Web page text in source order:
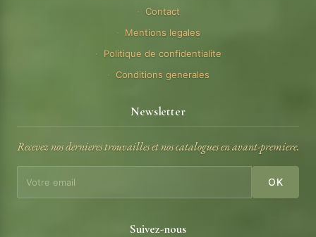
Contact
Mentions legales
Politique de confidentialite
Conditions generales
Newsletter
Recevez nos dernieres trouvailles et nos catalogues en avant-premiere.
OK
Suivez-nous